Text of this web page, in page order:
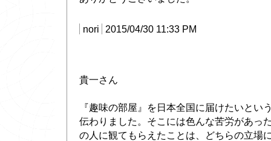
nori 2015/04/30 11:33 PM
貴一さん
『趣味の部屋』を日本全国に届けたいとい
伝わりました。そこには色んな苦労があっ
の人に観てもらえたことは、どちらの立場